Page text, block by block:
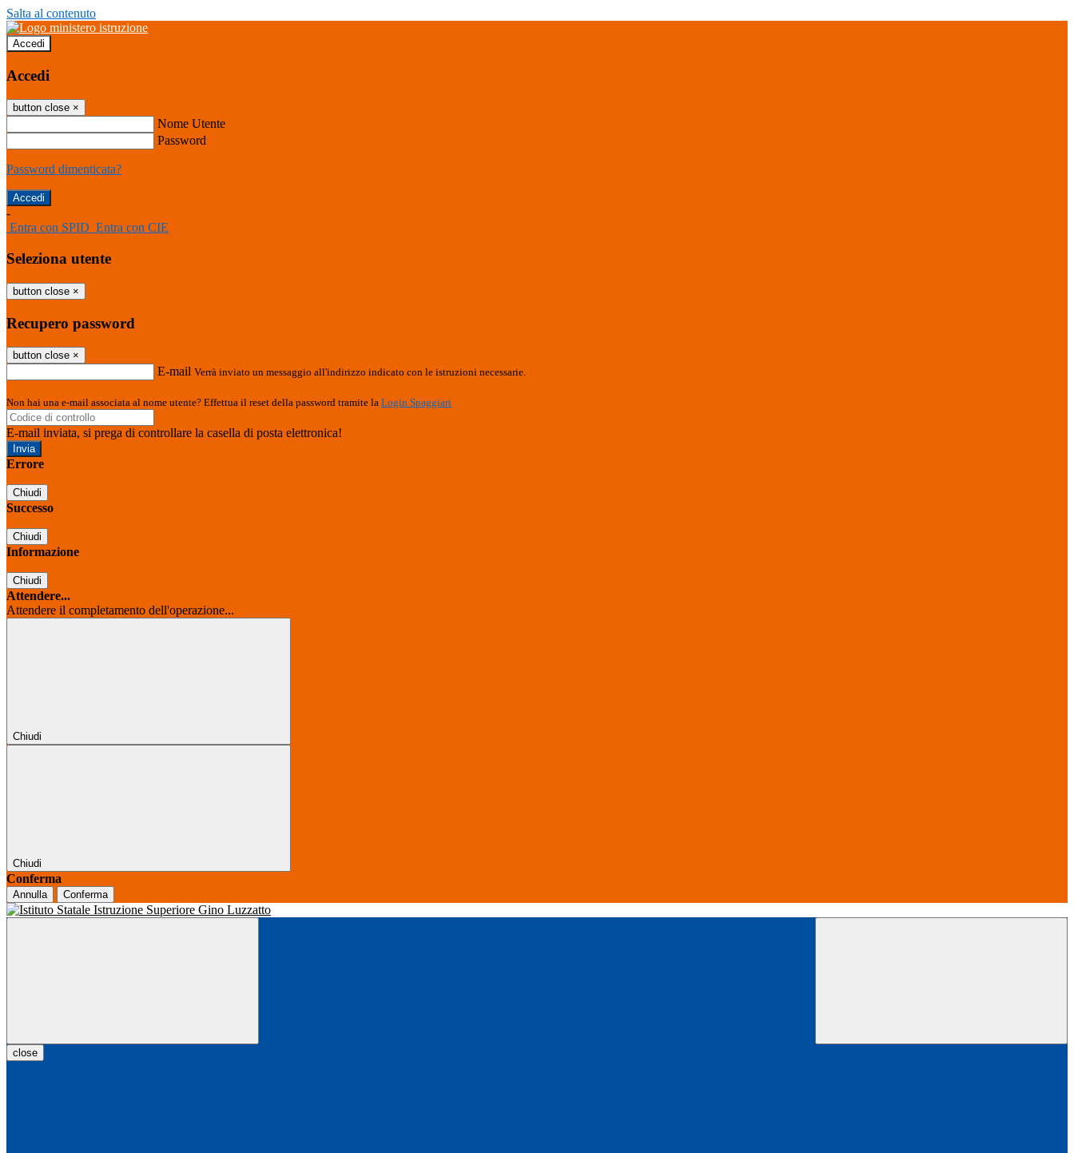
Salta al contenuto
Accedi
Accedi
button close ×
Nome Utente
Password
Password dimenticata?
-
Entra con SPID Entra con CIE
Seleziona utente
button close ×
Recupero password
button close ×
E-mail Verrà inviato un messaggio all'indirizzo indicato con le istruzioni necessarie.
Non hai una e-mail associata al nome utente? Effettua il reset della password tramite la Login Spaggiari
E-mail inviata, si prega di controllare la casella di posta elettronica!
Errore
Chiudi
Successo
Chiudi
Informazione
Chiudi
Attendere...
Attendere il completamento dell'operazione...
Chiudi
Chiudi
Conferma
Annulla Conferma
close